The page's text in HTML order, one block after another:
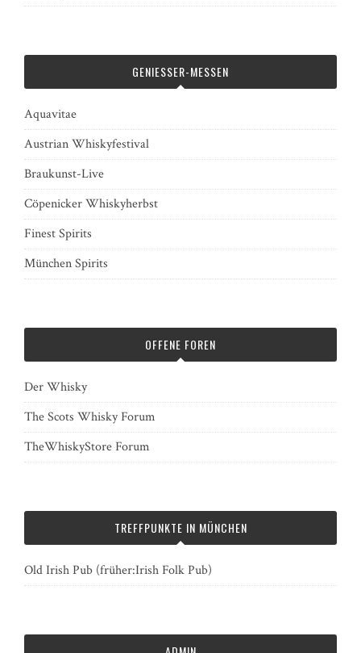
GENIESSER-MESSEN
Aquavitae
Austrian Whiskyfestival
Braukunst-Live
Cöpenicker Whiskyherbst
Finest Spirits
München Spirits
OFFENE FOREN
Der Whisky
The Scots Whisky Forum
TheWhiskyStore Forum
TREFFPUNKTE IN MÜNCHEN
Old Irish Pub (früher:Irish Folk Pub)